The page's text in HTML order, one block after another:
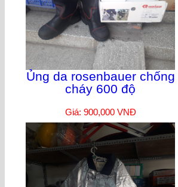
Ủng da rosenbauer chống
cháy 600 độ
Giá: 900,000 VNĐ